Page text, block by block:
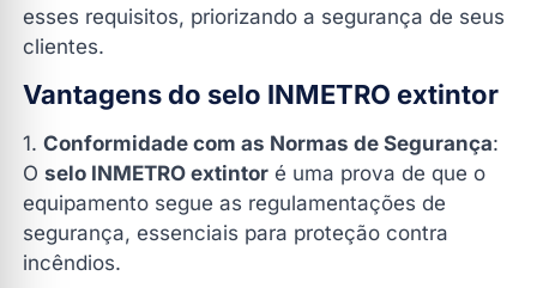
esses requisitos, priorizando a segurança de seus
clientes.
Vantagens do selo INMETRO extintor
1. Conformidade com as Normas de Segurança:
O selo INMETRO extintor é uma prova de que o
equipamento segue as regulamentações de
segurança, essenciais para proteção contra
incêndios.